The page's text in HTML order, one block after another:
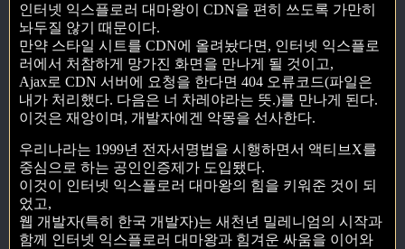
인터넷 익스플로러 대마왕이 CDN을 편히 쓰도록 가만히
놔두질 않기 때문이다.
만약 스타일 시트를 CDN에 올려놨다면, 인터넷 익스플로
러에서 처참하게 망가진 화면을 만나게 될 것이고,
Ajax로 CDN 서버에 요청을 한다면 404 오류코드(파일은
내가 처리했다. 다음은 너 차레야라는 뜻.)를 만나게 된다.
이것은 재앙이며, 개발자에겐 악몽을 선사한다.
우리나라는 1999년 전자서명법을 시행하면서 액티브X를
중심으로 하는 공인인증제가 도입됐다.
이것이 인터넷 익스플로러 대마왕의 힘을 키워준 것이 되
었고,
웹 개발자(특히 한국 개발자)는 새천년 밀레니엄의 시작과
함께 인터넷 익스플로러 대마왕과 힘겨운 싸움을 이어와